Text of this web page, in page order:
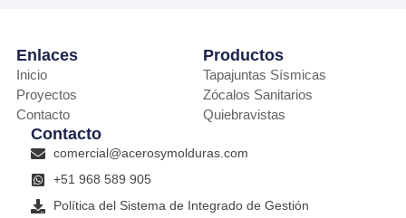
Enlaces
Inicio
Proyectos
Contacto
Productos
Tapajuntas Sísmicas
Zócalos Sanitarios
Quiebravistas
Contacto
comercial@acerosymolduras.com
+51 968 589 905
Política del Sistema de Integrado de Gestión